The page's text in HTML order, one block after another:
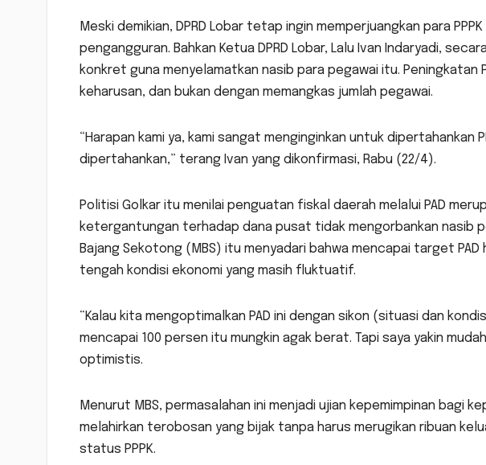
Meski demikian, DPRD Lobar tetap ingin memperjuangkan para
pengangguran. Bahkan Ketua DPRD Lobar, Lalu Ivan Indaryadi,
konkret guna menyelamatkan nasib para pegawai itu. Peningkatan
keharusan, dan bukan dengan memangkas jumlah pegawai.
“Harapan kami ya, kami sangat menginginkan untuk dipertahankan
dipertahankan,” terang Ivan yang dikonfirmasi, Rabu (22/4).
Politisi Golkar itu menilai penguatan fiskal daerah melalui PAD
ketergantungan terhadap dana pusat tidak mengorbankan nasib
Bajang Sekotong (MBS) itu menyadari bahwa mencapai target
tengah kondisi ekonomi yang masih fluktuatif.
“Kalau kita mengoptimalkan PAD ini dengan sikon (situasi dan
mencapai 100 persen itu mungkin agak berat. Tapi saya yakin
optimistis.
Menurut MBS, permasalahan ini menjadi ujian kepemimpinan bagi
melahirkan terobosan yang bijak tanpa harus merugikan ribuan
status PPPK.